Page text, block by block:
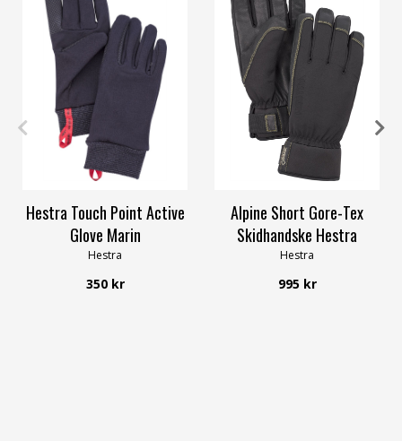
6 10
Hestra Touch Point Active
Glove Marin
Hestra
350 kr
6 7 9
Alpine Short Gore-Tex
Skidhandske Hestra
Hestra
995 kr